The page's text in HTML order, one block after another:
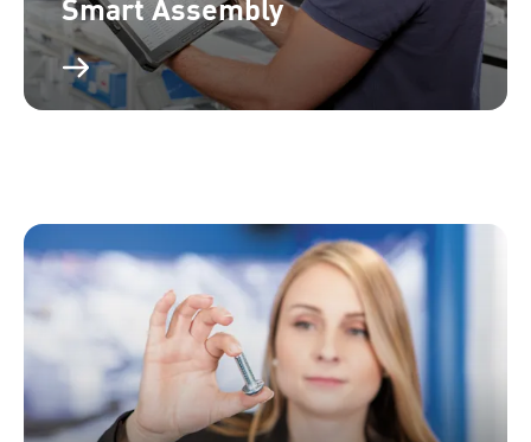
Smart Assembly